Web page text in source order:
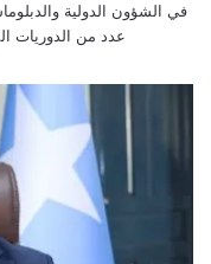
في الشؤون الدولية
عدد من الدوريات